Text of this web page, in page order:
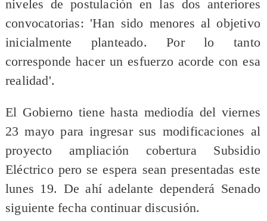
niveles de postulación en las dos anteriores
convocatorias: 'Han sido menores al objetivo
inicialmente planteado. Por lo tanto
corresponde hacer un esfuerzo acorde con esa
realidad'.
El Gobierno tiene hasta mediodía del viernes
23 mayo para ingresar sus modificaciones al
proyecto ampliación cobertura Subsidio
Eléctrico pero se espera sean presentadas este
lunes 19. De ahí adelante dependerá Senado
siguiente fecha continuar discusión.